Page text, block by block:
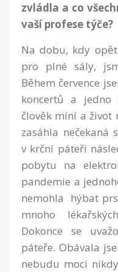
zvládla a co
vaší profese týče?
Na dobu, kdy
pro plné sály,
Během července
koncertů a jedno
člověk míní a život
zasáhla nečekaná
v krční páteři
pobytu na
pandemie a
nemohla hýbat
mnoho
Dokonce se
páteře. Obávala
nebudu moci